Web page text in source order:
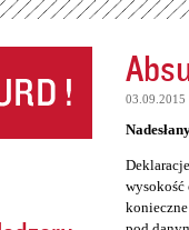
03.09.2015
wysokość